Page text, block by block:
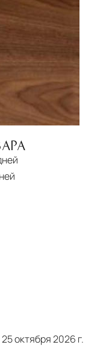
25 октября 2026 г.